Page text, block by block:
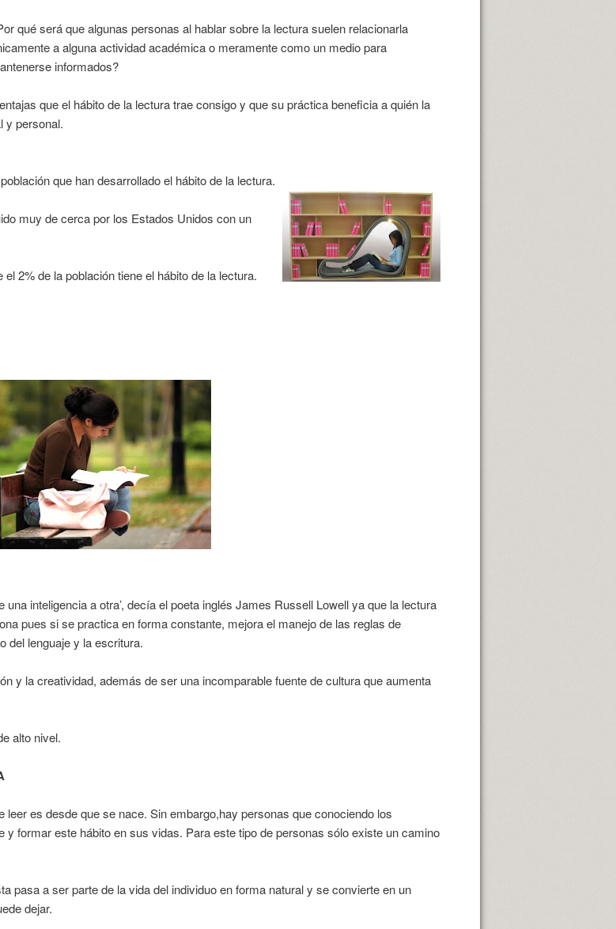
qué será que algunas personas al hablar sobre la lectura suelen relacionarla
a alguna actividad académica o meramente como un medio para
informados?
que el hábito de la lectura trae consigo y que su práctica beneficia a quién la
y personal.
que han desarrollado el hábito de la lectura.
muy de cerca por los Estados Unidos con un
2% de la población tiene el hábito de la lectura.
inteligencia a otra’, decía el poeta inglés James Russell Lowell ya que la lectura
pues si se practica en forma constante, mejora el manejo de las reglas de
del lenguaje y la escritura.
y la creatividad, además de ser una incomparable fuente de cultura que aumenta
alto nivel.
es desde que se nace. Sin embargo,hay personas que conociendo los
formar este hábito en sus vidas. Para este tipo de personas sólo existe un camino
pasa a ser parte de la vida del individuo en forma natural y se convierte en un
dejar.